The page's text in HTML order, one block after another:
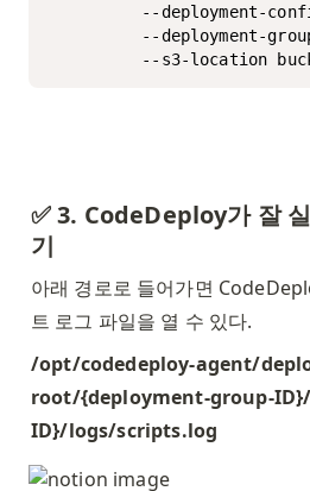
--deployment-
--deployment-
✅ 3. CodeDeploy가 잘
기
아래 경로로 들어가면
트 로그 파일을 열 수 있다.
/opt/codedeploy-agent/
root/{deployment-group-
ID}/logs/scripts.log